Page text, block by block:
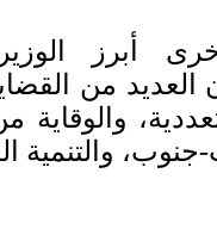
أبرز
من
والوقاية
جنوب، والتنمية